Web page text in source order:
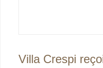
Villa Crespi